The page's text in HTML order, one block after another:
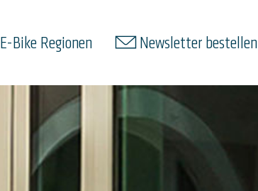
E-Bike Regionen Newsletter bestellen